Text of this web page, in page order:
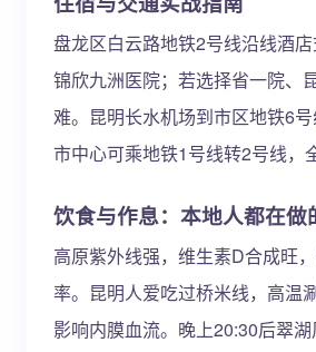
盘龙区白云路地铁2号线沿线酒
锦欣九洲医院；若选择省一院、
难。昆明长水机场到市区地铁6
市中心可乘地铁1号线转2号线，
饮食与作息：本地人都在做
高原紫外线强，维生素D合成旺
率。昆明人爱吃过桥米线，高温
影响内膜血流。晚上20:30后翠